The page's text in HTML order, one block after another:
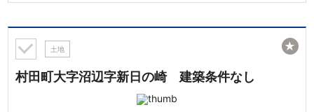
土地
村田町大字沼辺字新日の崎 建築条件なし
★